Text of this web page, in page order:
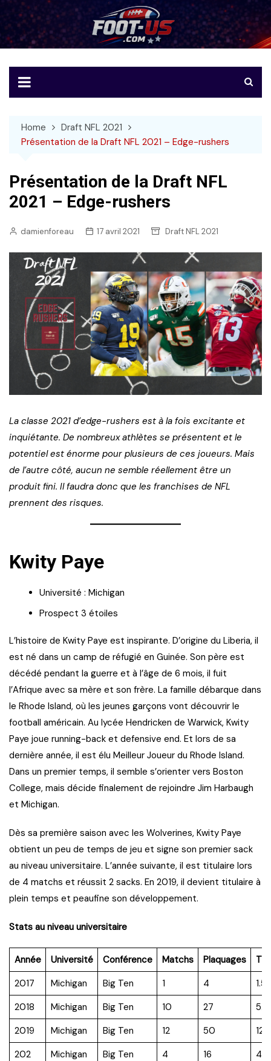
to
content
Foot-US
Le football américain en français
Home
Draft NFL 2021
Présentation de la Draft NFL 2021 – Edge-rushers
Présentation de la Draft NFL
2021 – Edge-rushers
damienforeau 17 avril 2021 Draft NFL 2021
La classe 2021 d’edge-rushers est à la fois excitante et
inquiétante. De nombreux athlètes se présentent et le
potentiel est énorme pour plusieurs de ces joueurs. Mais
de l’autre côté, aucun ne semble réellement être un
produit fini. Il faudra donc que les franchises de NFL
prennent des risques.
Kwity Paye
Université : Michigan
Prospect 3 étoiles
L’histoire de Kwity Paye est inspirante. D’origine du Liberia, il
est né dans un camp de réfugié en Guinée. Son père est
décédé pendant la guerre et à l’âge de 6 mois, il fuit
l’Afrique avec sa mère et son frère. La famille débarque dans
le Rhode Island, où les jeunes garçons vont découvrir le
football américain. Au lycée Hendricken de Warwick, Kwity
Paye joue running-back et defensive end. Et lors de sa
dernière année, il est élu Meilleur Joueur du Rhode Island.
Dans un premier temps, il semble s’orienter vers Boston
College, mais décide finalement de rejoindre Jim Harbaugh
et Michigan.
Dès sa première saison avec les Wolverines, Kwity Paye
obtient un peu de temps de jeu et signe son premier sack
au niveau universitaire. L’année suivante, il est titulaire lors
de 4 matchs et réussit 2 sacks. En 2019, il devient titulaire à
plein temps et peaufine son développement.
Stats au niveau universitaire
Année Université Conférence Matchs Plaquages
TFL
2017
Michigan Big Ten 1 4
1.5
2018
Michigan Big Ten 10 27
5.5
2019
Michigan Big Ten 12 50
12.5
202
Michigan Big Ten 4 16 4.0